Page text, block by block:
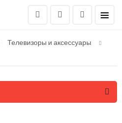
Телевизоры и аксессуары